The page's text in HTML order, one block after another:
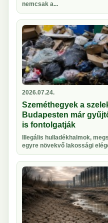
nemcsak a...
2026.07.24.
Szeméthegyek a
Budapesten már
is fontolgatják
Illegális hulladékhalmok,
egyre növekvő lakossági